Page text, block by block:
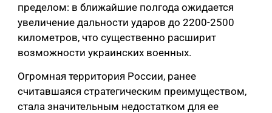
пределом: в ближайшие полгода ожидается
увеличение дальности ударов до 2200-2500
километров, что существенно расширит
возможности украинских военных.
Огромная территория России, ранее
считавшаяся стратегическим преимуществом,
стала значительным недостатком для ее